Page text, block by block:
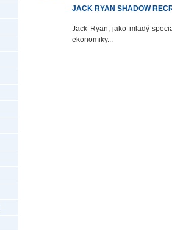
JACK RYAN SHADOW
Jack Ryan, jako mladý
ekonomiky...